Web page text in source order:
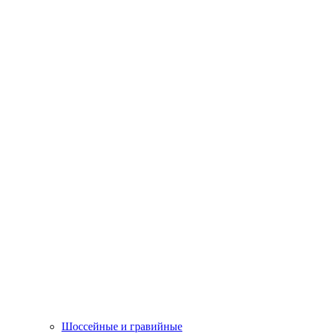
Шоссейные и гравийные